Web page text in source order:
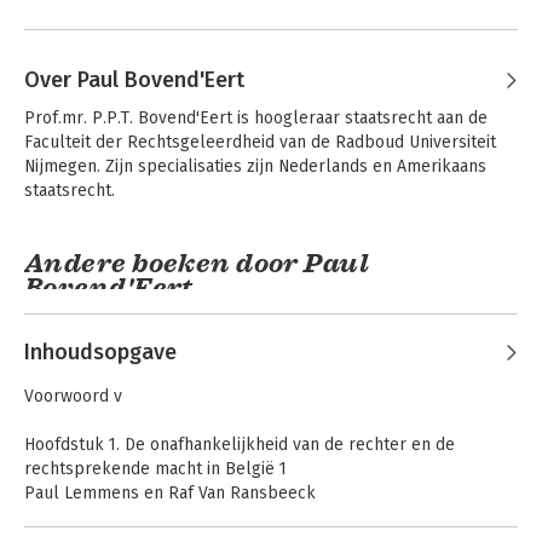
Over Paul Bovend'Eert
Prof.mr. P.P.T. Bovend'Eert is hoogleraar staatsrecht aan de
Faculteit der Rechtsgeleerdheid van de Radboud Universiteit
Nijmegen. Zijn specialisaties zijn Nederlands en Amerikaans
staatsrecht.
Andere boeken door Paul
Bovend'Eert
Inhoudsopgave
Voorwoord v
Hoofdstuk 1. De onafhankelijkheid van de rechter en de
rechtsprekende macht in België 1
Paul Lemmens en Raf Van Ransbeeck